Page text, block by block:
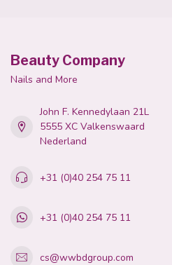
Beauty Company
Nails and More
John F. Kennedylaan 21L
5555 XC Valkenswaard
Nederland
+31 (0)40 254 75 11
+31 (0)40 254 75 11
cs@wwbdgroup.com